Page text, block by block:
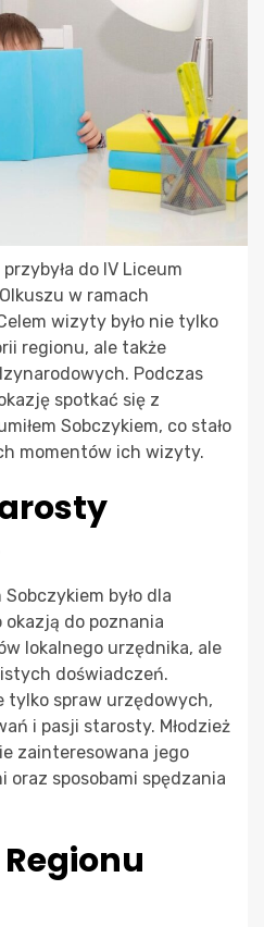
do IV Liceum
w ramach
wizyty było nie tylko
regionu, ale także
Podczas
spotkać się z
Sobczykiem, co stało
momentów ich wizyty.
było dla
okazją do poznania
lokalnego urzędnika, ale
doświadczeń.
tylko spraw urzędowych,
i pasji starosty. Młodzież
zainteresowana jego
oraz sposobami spędzania